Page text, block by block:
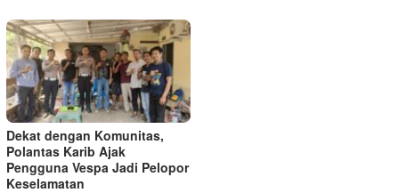
Dekat dengan Komunitas,
Polantas Karib Ajak
Pengguna Vespa Jadi Pelopor
Keselamatan